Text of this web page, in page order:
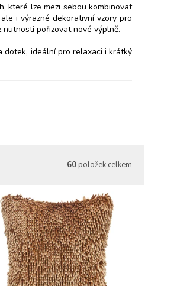
které lze mezi sebou kombinovat
i výrazné dekorativní vzory pro
pořizovat nové výplně.
dotek, ideální pro relaxaci i krátký
60 položek celkem